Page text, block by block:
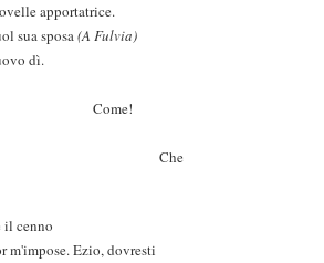
apportatrice.
sua sposa(A Fulvia)
dì.
il cenno
m'impose. Ezio, dovresti